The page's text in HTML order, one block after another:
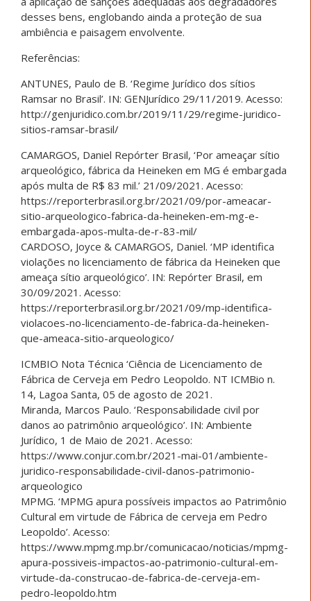
desses bens, englobando ainda a proteção de sua
ambiência e paisagem envolvente.
Referências:
ANTUNES, Paulo de B. ‘Regime Jurídico dos sítios
Ramsar no Brasil’. IN: GENJurídico 29/11/2019. Acesso:
http://genjuridico.com.br/2019/11/29/regime-juridico-
sitios-ramsar-brasil/
CAMARGOS, Daniel Repórter Brasil, ‘Por ameaçar sítio
arqueológico, fábrica da Heineken em MG é embargada
após multa de R$ 83 mil.’ 21/09/2021. Acesso:
https://reporterbrasil.org.br/2021/09/por-ameacar-
sitio-arqueologico-fabrica-da-heineken-em-mg-e-
embargada-apos-multa-de-r-83-mil/
CARDOSO, Joyce & CAMARGOS, Daniel. ‘MP identifica
violações no licenciamento de fábrica da Heineken que
ameaça sítio arqueológico’. IN: Repórter Brasil, em
30/09/2021. Acesso:
https://reporterbrasil.org.br/2021/09/mp-identifica-
violacoes-no-licenciamento-de-fabrica-da-heineken-
que-ameaca-sitio-arqueologico/
ICMBIO Nota Técnica ‘Ciência de Licenciamento de
Fábrica de Cerveja em Pedro Leopoldo. NT ICMBio n.
14, Lagoa Santa, 05 de agosto de 2021.
Miranda, Marcos Paulo. ‘Responsabilidade civil por
danos ao patrimônio arqueológico’. IN: Ambiente
Jurídico, 1 de Maio de 2021. Acesso:
https://www.conjur.com.br/2021-mai-01/ambiente-
juridico-responsabilidade-civil-danos-patrimonio-
arqueologico
MPMG. ‘MPMG apura possíveis impactos ao Patrimônio
Cultural em virtude de Fábrica de cerveja em Pedro
Leopoldo’. Acesso:
https://www.mpmg.mp.br/comunicacao/noticias/mpmg-
apura-possiveis-impactos-ao-patrimonio-cultural-em-
virtude-da-construcao-de-fabrica-de-cerveja-em-
pedro-leopoldo.htm